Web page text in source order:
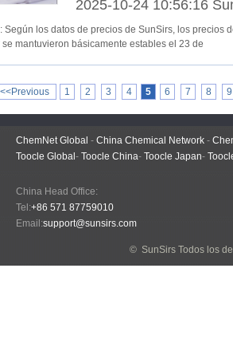
2025-10-24 10:56:16
mantuvieron básicamente estables el 23 de
<<Previous 1 2 3 4 5 6 7 8 9
ChemNet Global - China Chemical Network -
Toocle Global - Toocle China- Toocle Japan-
China Head Office:
Tel:+86 571 87759010
Email:support@sunsirs.com
© SunSirs Todos los